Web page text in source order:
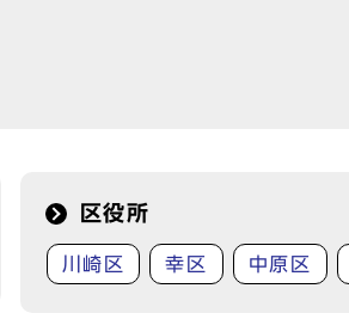
区役所
川崎区 幸区 中原区